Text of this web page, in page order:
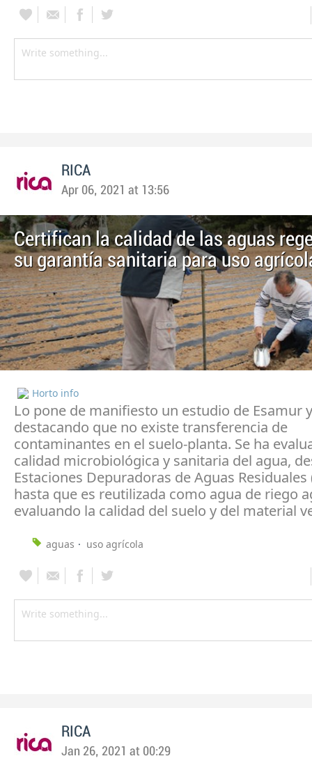
RICA
Apr 06, 2021 at 13:56
Certifican la calidad de las aguas
su garantía sanitaria para uso
Horto info
Lo pone de manifiesto un estudio de Esamur
destacando que no existe transferencia de
contaminantes en el suelo-planta. Se ha
calidad microbiológica y sanitaria del agua,
Estaciones Depuradoras de Aguas Residuales
hasta que es reutilizada como agua de riego
evaluando la calidad del suelo y del material
aguas uso agrícola
RICA
Jan 26, 2021 at 00:29